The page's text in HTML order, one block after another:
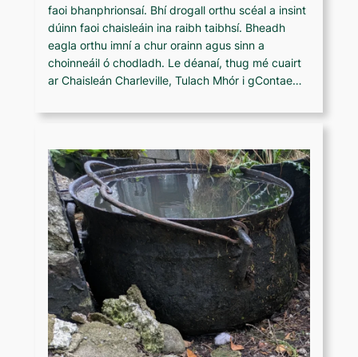
faoi bhanphrionsaí. Bhí drogall orthu scéal a insint
dúinn faoi chaisleáin ina raibh taibhsí. Bheadh
eagla orthu imní a chur orainn agus sinn a
choinneáil ó chodladh. Le déanaí, thug mé cuairt
ar Chaisleán Charleville, Tulach Mhór i gContae…